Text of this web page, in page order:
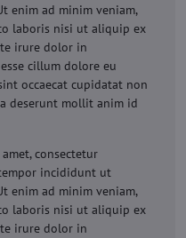
enim ad minim veniam,
laboris nisi ut aliquip ex
irure dolor in
cillum dolore eu
occaecat cupidatat non
deserunt mollit anim id
consectetur
incididunt ut
enim ad minim veniam,
laboris nisi ut aliquip ex
irure dolor in